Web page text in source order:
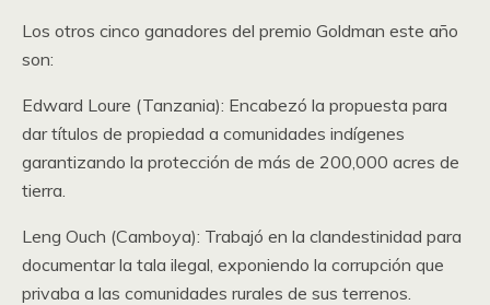
Los otros cinco ganadores del premio Goldman este año
son:
Edward Loure (Tanzania): Encabezó la propuesta para
dar títulos de propiedad a comunidades indígenes
garantizando la protección de más de 200,000 acres de
tierra.
Leng Ouch (Camboya): Trabajó en la clandestinidad para
documentar la tala ilegal, exponiendo la corrupción que
privaba a las comunidades rurales de sus terrenos.